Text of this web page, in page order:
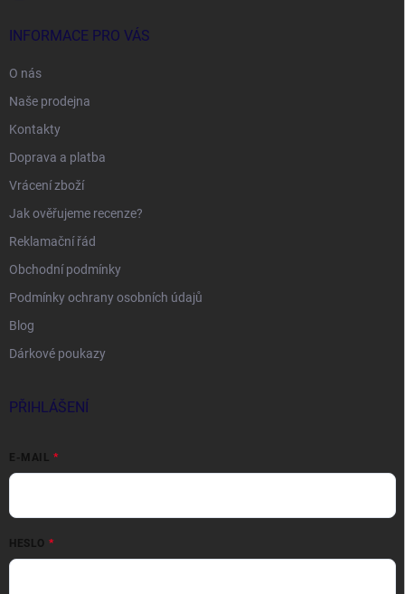
INFORMACE PRO VÁS
O nás
Naše prodejna
Kontakty
Doprava a platba
Vrácení zboží
Jak ověřujeme recenze?
Reklamační řád
Obchodní podmínky
Podmínky ochrany osobních údajů
Blog
Dárkové poukazy
PŘIHLÁŠENÍ
E-MAIL
HESLO